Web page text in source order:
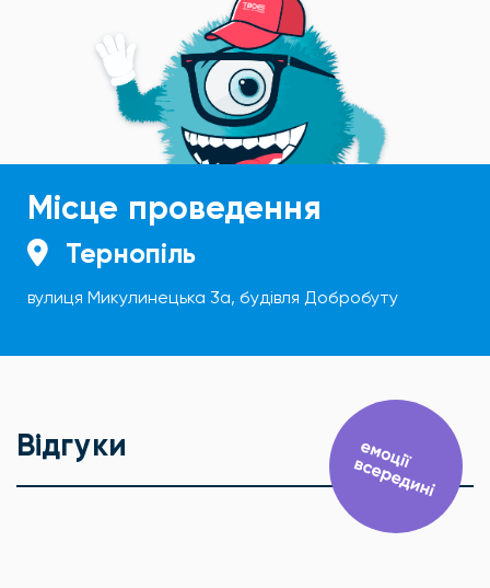
Місце проведення
Тернопіль
вулиця Микулинецька 3а, будівля Добробуту
Відгуки